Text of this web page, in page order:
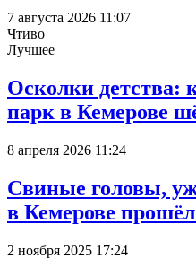
7 августа 2026 11:07
Чтиво
Лучшее
Осколки детства:
парк в Кемерове
8 апреля 2026 11:24
Свиные головы,
в Кемерове
2 ноября 2025 17:24